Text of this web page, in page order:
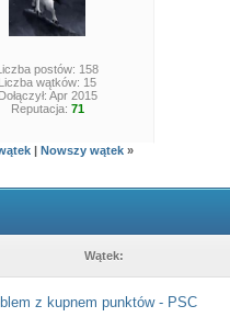
postów: 158
Liczba wątków: 15
Dołączył: Apr 2015
Reputacja: 71
| Nowszy wątek »
Wątek:
z kupnem punktów - PSC